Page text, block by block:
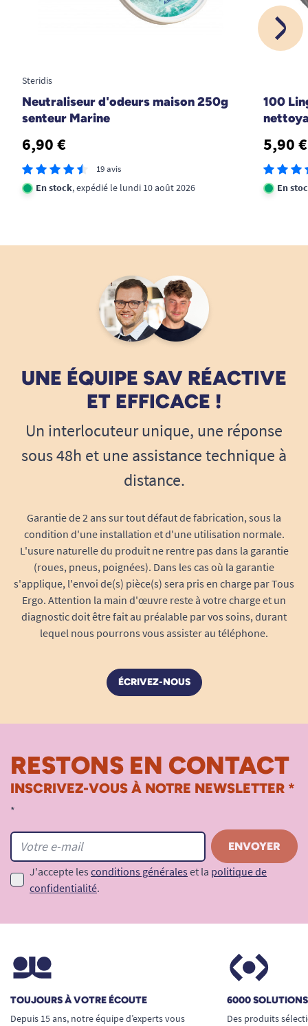
Steridis
Neutraliseur d'odeurs maison 250g
senteur Marine
6,90 €
19 avis
En stock, expédié le lundi 10 août 2026
100
5,90 €
En
UNE ÉQUIPE SAV RÉACTIVE
ET EFFICACE !
Un interlocuteur unique, une réponse
sous 48h et une assistance technique à
distance.
Garantie de 2 ans sur tout défaut de fabrication, sous la
condition d'une installation et d'une utilisation normale.
L'usure naturelle du produit ne rentre pas dans la garantie
(roues, pneus, poignées). Dans les cas où la garantie
s'applique, l'envoi de(s) pièce(s) sera pris en charge par Tous
Ergo. Attention la main d'œuvre reste à votre charge et un
diagnostic doit être fait au préalable par vos soins, durant
lequel nous pourrons vous assister au téléphone.
ÉCRIVEZ-NOUS
RESTONS EN CONTACT
INSCRIVEZ-VOUS À NOTRE NEWSLETTER *
*
J'accepte les conditions générales et la politique de
confidentialité.
TOUJOURS À VOTRE ÉCOUTE
Depuis 15 ans, notre équipe d’experts vous
6000
Des produits